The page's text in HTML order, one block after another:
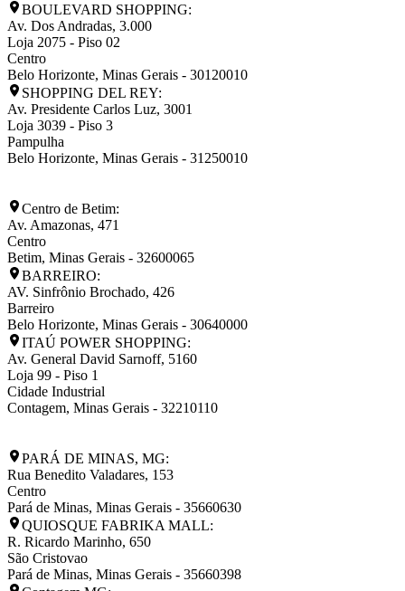
BOULEVARD SHOPPING:
Av. Dos Andradas, 3.000
Loja 2075 - Piso 02
Centro
Belo Horizonte, Minas Gerais - 30120010
SHOPPING DEL REY:
Av. Presidente Carlos Luz, 3001
Loja 3039 - Piso 3
Pampulha
Belo Horizonte, Minas Gerais - 31250010
Centro de Betim:
Av. Amazonas, 471
Centro
Betim, Minas Gerais - 32600065
BARREIRO:
AV. Sinfrônio Brochado, 426
Barreiro
Belo Horizonte, Minas Gerais - 30640000
ITAÚ POWER SHOPPING:
Av. General David Sarnoff, 5160
Loja 99 - Piso 1
Cidade Industrial
Contagem, Minas Gerais - 32210110
PARÁ DE MINAS, MG:
Rua Benedito Valadares, 153
Centro
Pará de Minas, Minas Gerais - 35660630
QUIOSQUE FABRIKA MALL:
R. Ricardo Marinho, 650
São Cristovao
Pará de Minas, Minas Gerais - 35660398